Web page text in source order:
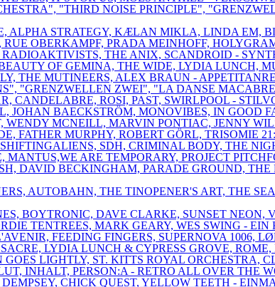
"THIRD NOISE PRINCIPLE",
ALPHA STRATEGY, KÆLAN MIKLA, LINDA EM,
OBERKAMPF, PRADA MEINHOFF,
THE ANIX, SCANDROID -
OF GEMINA, THE WIDE, LYDIA LUNCH,
THE MUTINEERS, ALEX BRAUN -
"GRENZWELLEN ZWEI", "LA DANSE
CANDELABRE, ROSI, PAST, SWIRLPOOL -
JOHAN BAECKSTRÖM, MONOVIBES, IN GOOD
WENDY MCNEILL, MARVIN PONTIAC, JENNY
FATHER MURPHY, ROBERT GÖRL, TRISOMIE
SDH, CRIMINAL BODY, THE
MANTUS,WE ARE TEMPORARY, PROJECT
DAVID BECKINGHAM, PARADE GROUND,
AUTOBAHN, THE TINOPENER'S ART, THE
BOYTRONIC, DAVE CLARKE, SUNSET
TENTREES, MARK GEARY, WES SWING -
FEEDING FINGERS, SUPERNOVA 1006,
LYDIA LUNCH & CYPRESS GROVE,
LIGHTLY, ST. KITTS ROYAL ORCHESTRA,
INHALT, PERSON:A - RETRO ALL OVER THE
CHICK QUEST, YELLOW TEETH -